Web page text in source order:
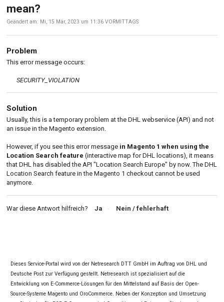
mean?
Geändert am: Mi, 15 Mär, 2023 um 11:36 VORMITTAGS
Problem
This error message occurs:
SECURITY_VIOLATION
Solution
Usually, this is a temporary problem at the DHL webservice (API) and not
an issue in the Magento extension.
However, if you see this error message in Magento 1 when using the
Location Search feature (interactive map for DHL locations), it means
that DHL has disabled the API "Location Search Europe" by now. The DHL
Location Search feature in the Magento 1 checkout cannot be used
anymore.
War diese Antwort hilfreich? Ja Nein
Dieses Service-Portal wird von der Netresearch DTT GmbH im Auftrag von DHL und
Deutsche Post zur Verfügung gestellt. Netresearch ist spezialisiert auf die
Entwicklung von E-Commerce-Lösungen für den Mittelstand auf Basis der Open-
Source-Systeme Magento und OroCommerce. Neben der Konzeption und Umsetzung